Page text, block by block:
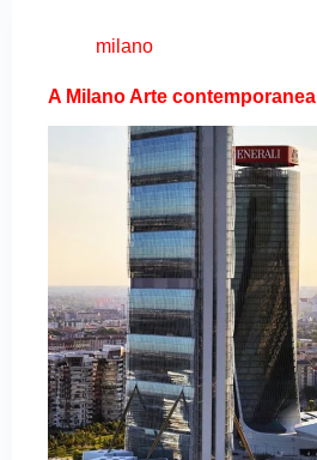
milano
A Milano Arte contemporanea